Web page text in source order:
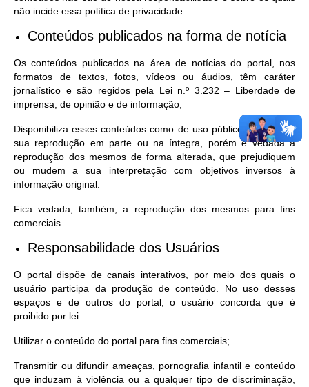
não incide essa política de privacidade.
Conteúdos publicados na forma de notícia
Os conteúdos publicados na área de notícias do portal, nos
formatos de textos, fotos, vídeos ou áudios, têm caráter
jornalístico e são regidos pela Lei n.º 3.232 – Liberdade de
imprensa, de opinião e de informação;
Disponibiliza esses conteúdos como de uso público, permitindo
sua reprodução em parte ou na íntegra, porém é vedada a
reprodução dos mesmos de forma alterada, que prejudiquem
ou mudem a sua interpretação com objetivos inversos à
informação original.
Fica vedada, também, a reprodução dos mesmos para fins
comerciais.
Responsabilidade dos Usuários
O portal dispõe de canais interativos, por meio dos quais o
usuário participa da produção de conteúdo. No uso desses
espaços e de outros do portal, o usuário concorda que é
proibido por lei:
Utilizar o conteúdo do portal para fins comerciais;
Transmitir ou difundir ameaças, pornografia infantil e conteúdo
que induzam à violência ou a qualquer tipo de discriminação,